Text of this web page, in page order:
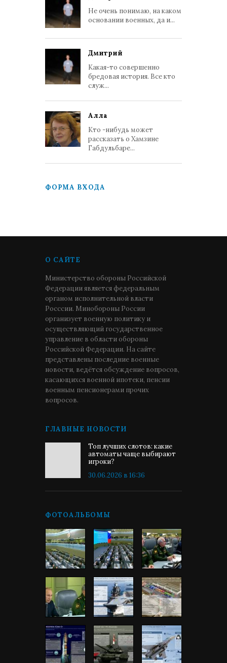
Не очень понимаю, на каком
основании военных, да и...
Дмитрий
Какая-то совершенно
бредовая история. Все кто
служ...
Алла
Кто -нибудь может
рассказать о Хамзине
Габдульбаре...
ФОРМА ВХОДА
О САЙТЕ
Министерство обороны Российской
Федерации является федеральным
органом исполнительной власти
Росссии. Минобороны России
организует военную политику и
осуществляющий государственное
управление в области обороны
Российской Федерации. На сайте
представлены последние военные
новости, ведётся обсуждение вопросов,
касающихся военной ипотеки, пенсии
военным пенсионерами прочих
вопросов.
ГЛАВНЫЕ НОВОСТИ
Топ лучших слотов: какие
автоматы чаще выбирают
игроки?
30.06.2026 в 16:36
ФОТОАЛЬБОМЫ